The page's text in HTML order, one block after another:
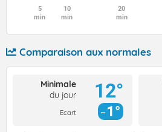
5
min
10
min
20
min
Comparaison aux normales
Minimale
du jour
Ecart
12°
1°